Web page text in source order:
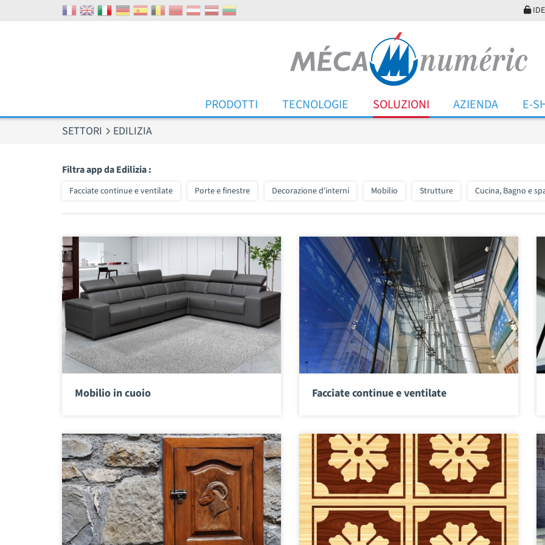
PRODOTTI TECNOLOGIE SOLUZIONI AZIENDA E-
SETTORI EDILIZIA
Filtra app da Edilizia :
Facciate continue e ventilate Porte e finestre Decorazione d'interni Mobilio Strutture Cucina, Bagno e
Mobilio in cuoio Facciate continue e ventilate
Pannello di gestione dei cookies